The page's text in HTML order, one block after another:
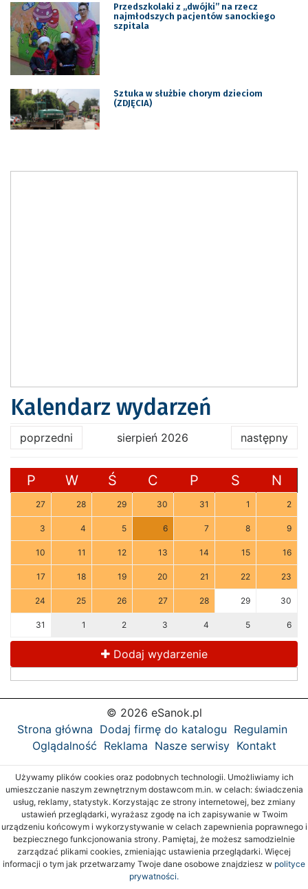
Przedszkolaki z „dwójki” na rzecz
najmłodszych pacjentów sanockiego
szpitala
Sztuka w służbie chorym dzieciom
(ZDJĘCIA)
Kalendarz wydarzeń
poprzedni sierpień 2026 następny
P W Ś C P S N
27 28 29 30 31 1 2
3 4 5 6 7 8 9
10 11 12 13 14 15 16
17 18 19 20 21 22 23
24 25 26 27 28 29 30
31 1 2 3 4 5 6
Dodaj wydarzenie
© 2026 eSanok.pl
Strona główna Dodaj firmę do katalogu Regulamin
Oglądalność Reklama Nasze serwisy Kontakt
Używamy plików cookies oraz podobnych technologii. Umożliwiamy ich
umieszczanie naszym zewnętrznym dostawcom m.in. w celach: świadczenia
usług, reklamy, statystyk. Korzystając ze strony internetowej, bez zmiany
ustawień przeglądarki, wyrażasz zgodę na ich zapisywanie w Twoim
urządzeniu końcowym i wykorzystywanie w celach zapewnienia poprawnego i
bezpiecznego funkcjonowania strony. Pamiętaj, że możesz samodzielnie
zarządzać plikami cookies, zmieniając ustawienia przeglądarki. Więcej
informacji o tym jak przetwarzamy Twoje dane osobowe znajdziesz w polityce
prywatności.